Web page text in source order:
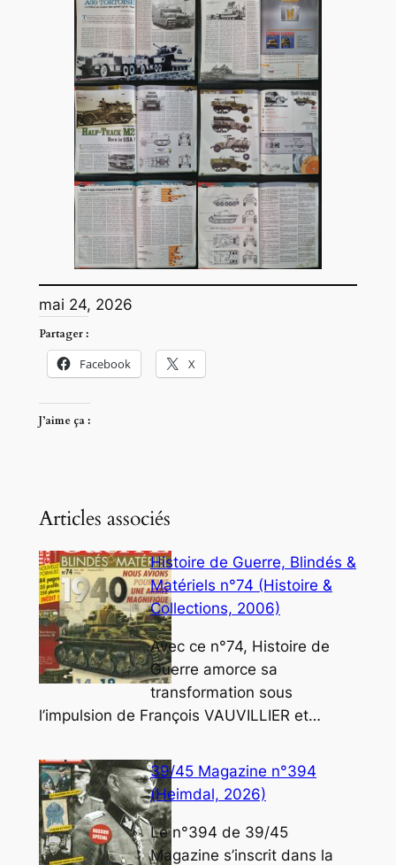
mai 24, 2026
Partager :
Facebook X
J’aime ça :
Articles associés
Histoire de Guerre, Blindés &
Matériels n°74 (Histoire &
Collections, 2006)
Avec ce n°74, Histoire de
Guerre amorce sa
transformation sous
l’impulsion de François VAUVILLIER et…
39/45 Magazine n°394
(Heimdal, 2026)
Le n°394 de 39/45
Magazine s’inscrit dans la